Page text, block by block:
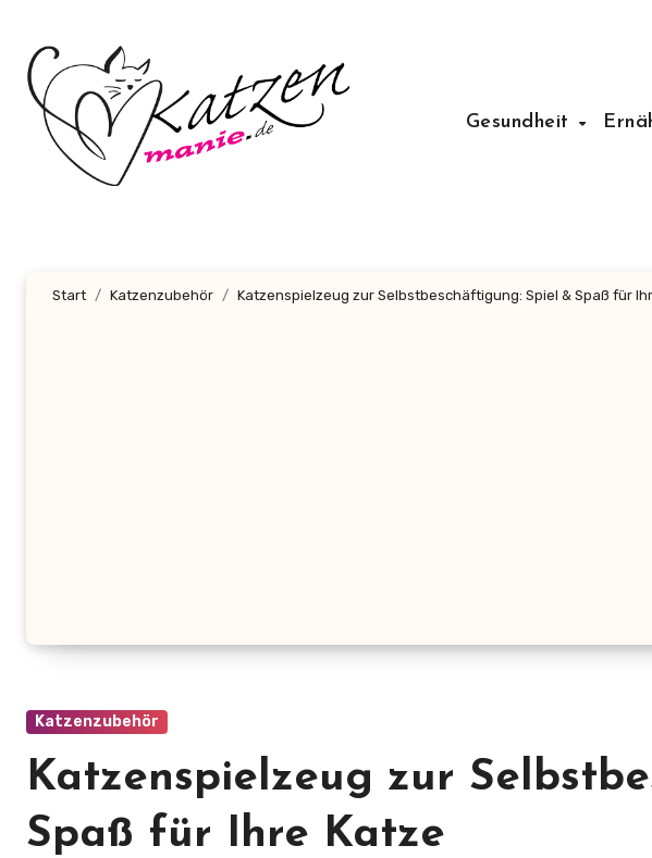
Inhalt
springen
Gesundheit
Start Katzenzubehör Katzenspielzeug zur Selbstbeschäftigung: Spiel & Spaß für
Katzenzubehör
Katzenspielzeug zur
Spaß für Ihre Katze